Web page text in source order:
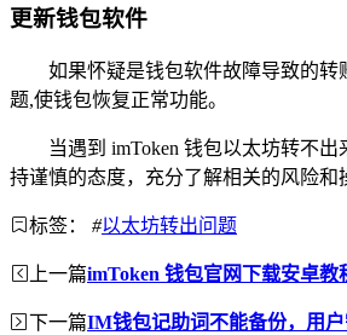
更新钱包软件
如果怀疑是钱包软件故障导致的转
题,使钱包恢复正常功能。
当遇到 imToken 钱包以太坊转不
持谨慎的态度，充分了解相关的风险和
标签： #以太坊转出问题
上一篇imToken 钱包官网下载安卓教
下一篇IM钱包记助词不能备份，用